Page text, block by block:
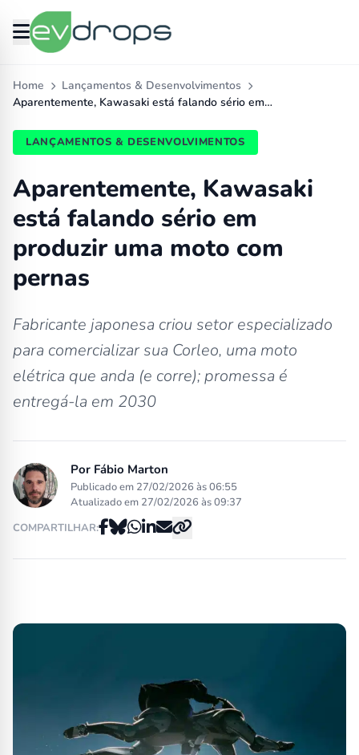
Home
Lançamentos & Desenvolvimentos
Aparentemente, Kawasaki está falando sério em…
LANÇAMENTOS & DESENVOLVIMENTOS
Aparentemente, Kawasaki
está falando sério em
produzir uma moto com
pernas
Fabricante japonesa criou setor especializado
para comercializar sua Corleo, uma moto
elétrica que anda (e corre); promessa é
entregá-la em 2030
Por Fábio Marton
Publicado em 27/02/2026 às 06:55
Atualizado em 27/02/2026 às 09:37
COMPARTILHAR: